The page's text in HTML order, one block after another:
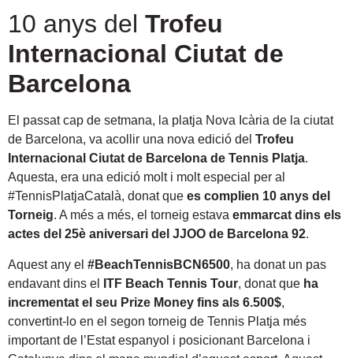
10 anys del Trofeu
Internacional Ciutat de
Barcelona
El passat cap de setmana, la platja Nova Icària de la ciutat
de Barcelona, va acollir una nova edició del Trofeu
Internacional Ciutat de Barcelona de Tennis Platja.
Aquesta, era una edició molt i molt especial per al
#TennisPlatjaCatalà, donat que es complien 10 anys del
Torneig. A més a més, el torneig estava emmarcat dins els
actes del 25è aniversari del JJOO de Barcelona 92.
Aquest any el #BeachTennisBCN6500, ha donat un pas
endavant dins el
ITF Beach Tennis Tour, donat que ha
incrementat el seu Prize Money fins als 6.500$,
convertint-lo en el segon torneig de Tennis Platja més
important de l’Estat espanyol i posicionant Barcelona i